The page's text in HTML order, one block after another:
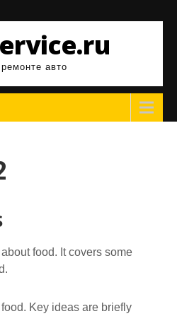
авто
food. It covers some
Key ideas are briefly